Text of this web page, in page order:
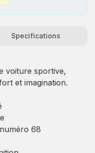
Specifications
voiture sportive,
et imagination.
68